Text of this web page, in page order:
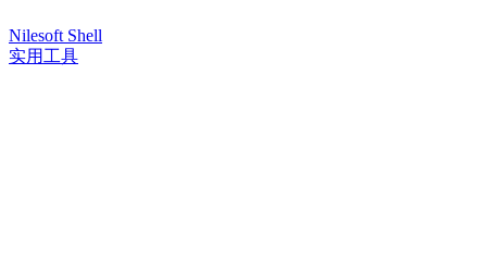
Nilesoft Shell
实用工具